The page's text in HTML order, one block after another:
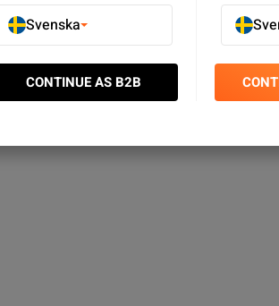
Svenska
CONTINUE AS B2B